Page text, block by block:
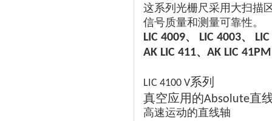
这系列光栅尺采用大扫描
信号质量和测量可靠性。
LIC 4009、 LIC 4003、
AK LIC 411、 AK LIC 41PM
LIC 4100 V系列
真空应用的Absolute直
高速运动的直线轴